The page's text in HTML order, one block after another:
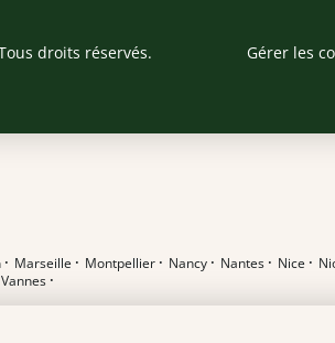
droits réservés. Gérer les
· Marseille · Montpellier · Nancy · Nantes · Nice ·
Vannes ·